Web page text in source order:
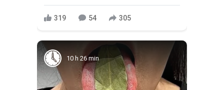
319 54 305
10 h 26 min